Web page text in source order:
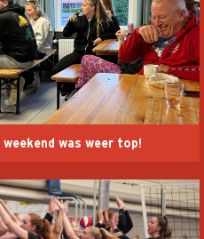
weekend was weer top!